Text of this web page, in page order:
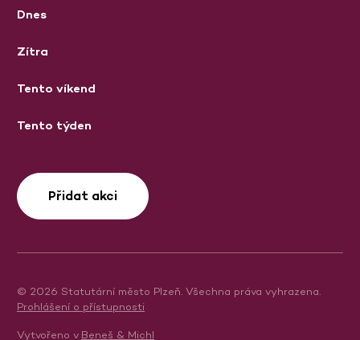
Dnes
Zítra
Tento víkend
Tento týden
Přidat akci
© 2026 Statutární město Plzeň. Všechna práva vyhrazena.
Prohlášení o přístupnosti
Vytvořeno v Beneš & Michl